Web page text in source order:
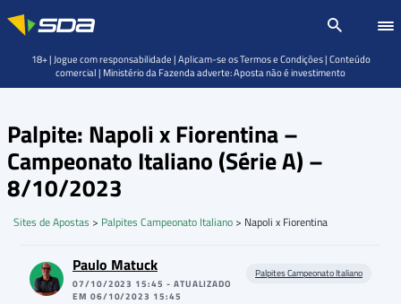
Palpite: Napoli x Fiorentina –
Campeonato Italiano (Série A) –
8/10/2023
Sites de Apostas > Palpites Campeonato Italiano > Napoli x Fiorentina
Paulo Matuck
07/10/2023 15:45 - ATUALIZADO
EM 06/10/2023 15:45
Palpites Campeonato Italiano
18+ | Jogue com responsabilidade | Aplicam-se os Termos e Condições | Conteúdo
comercial | Ministério da Fazenda adverte: Aposta não é investimento